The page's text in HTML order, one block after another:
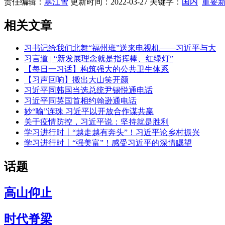
相关文章
习书记给我们北舞“福州班”送来电视机——习近平与大
习言道 | “新发展理念就是指挥棒、红绿灯”
【每日一习话】构筑强大的公共卫生体系
【习声回响】搬出大山笑开颜
习近平同韩国当选总统尹锡悦通电话
习近平同英国首相约翰逊通电话
妙“喻”连珠 习近平以开放合作谋共赢
关于疫情防控，习近平说：坚持就是胜利
学习进行时丨“越走越有奔头”！习近平论乡村振兴
学习进行时丨“强美富”！感受习近平的深情瞩望
话题
高山仰止
时代脊梁